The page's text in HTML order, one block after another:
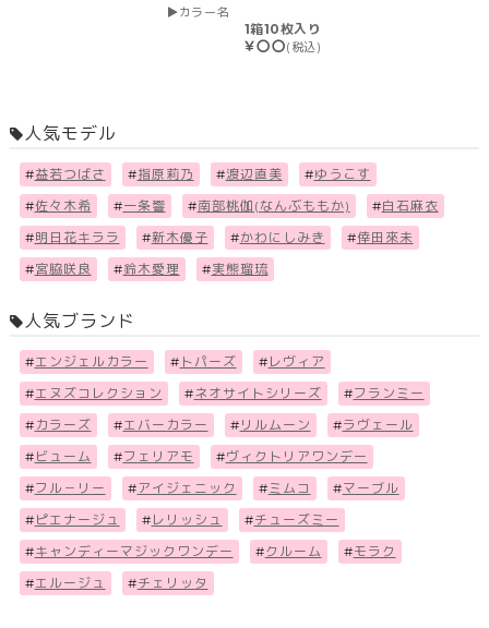
カラー名
1箱10枚入り
￥〇〇(税込)
人気モデル
#益若つばさ #指原莉乃 #渡辺直美 #ゆうこす
#佐々木希 #一条響 #南部桃伽(なんぶももか) #白石麻衣
#明日花キララ #新木優子 #かわにしみき #倖田來未
#宮脇咲良 #鈴木愛理 #実熊瑠琉
人気ブランド
#エンジェルカラー # トパーズ # レヴィア
#エヌズコレクション #ネオサイトシリーズ #フランミー
# カラーズ #エバーカラー # リルムーン #ラヴェール
# ビューム #フェリアモ #ヴィクトリアワンデー
#フル－リー #アイジェニック #ミムコ #マーブル
# ピエナージュ # レリッシュ #チューズミー
#キャンディーマジックワンデー #クルーム #モラク
#エルージュ #チェリッタ